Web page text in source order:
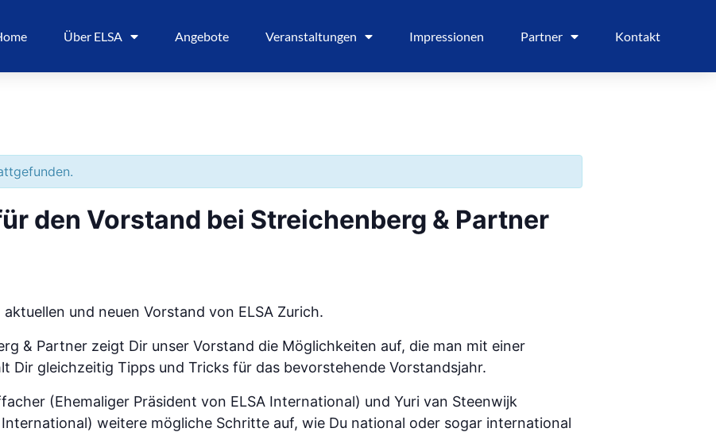
Über ELSA Angebote Veranstaltungen Impressionen Partner Kontakt
den Vorstand bei Streichenberg & Partner
und neuen Vorstand von ELSA Zurich.
& Partner zeigt Dir unser Vorstand die Möglichkeiten auf, die man mit einer
Dir gleichzeitig Tipps und Tricks für das bevorstehende Vorstandsjahr.
(Ehemaliger Präsident von ELSA International) und Yuri van Steenwijk
International) weitere mögliche Schritte auf, wie Du national oder sogar international